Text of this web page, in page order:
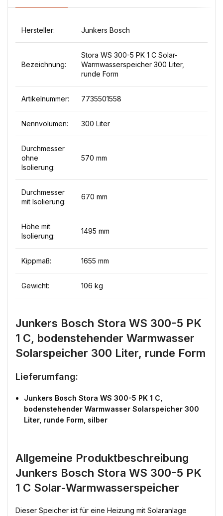
Hersteller: Junkers Bosch
Bezeichnung:
Stora WS 300-5 PK 1 C Solar-
Warmwasserspeicher 300 Liter,
runde Form
Artikelnummer: 7735501558
Nennvolumen: 300 Liter
Durchmesser
ohne
Isolierung:
570 mm
Durchmesser
mit Isolierung:
670 mm
Höhe mit
Isolierung:
1495 mm
Kippmaß: 1655 mm
Gewicht: 106 kg
Junkers Bosch Stora WS 300-5 PK
1 C, bodenstehender Warmwasser
Solarspeicher 300 Liter, runde Form
Lieferumfang:
Junkers Bosch Stora WS 300-5 PK 1 C,
bodenstehender Warmwasser Solarspeicher 300
Liter, runde Form, silber
Allgemeine Produktbeschreibung
Junkers Bosch Stora WS 300-5 PK
1 C Solar-Warmwasserspeicher
Dieser Speicher ist für eine Heizung mit Solaranlage